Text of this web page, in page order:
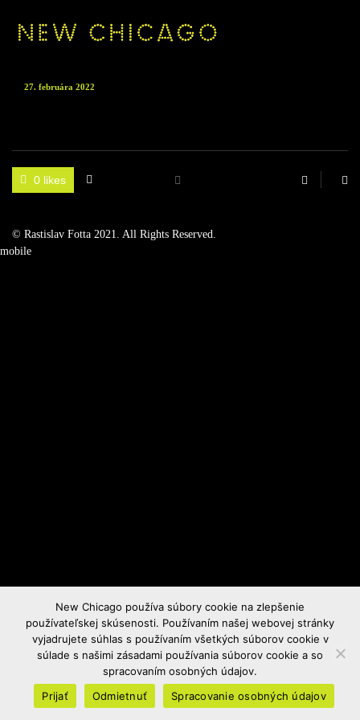
27. februára 2022
0 likes
© Rastislav Fotta 2021. All Rights Reserved.
New Chicago používa súbory cookie na zlepšenie
používateľskej skúsenosti. Používaním našej webovej stránky
vyjadrujete súhlas s používaním všetkých súborov cookie v
súlade s našimi zásadami používania súborov cookie a so
spracovaním osobných údajov.
Prijať
Odmietnuť Spracovanie osobných údajov